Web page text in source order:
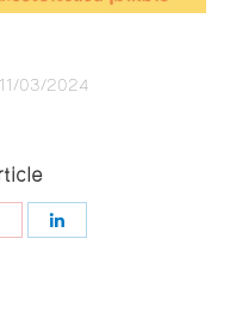
11/03/2024
Share